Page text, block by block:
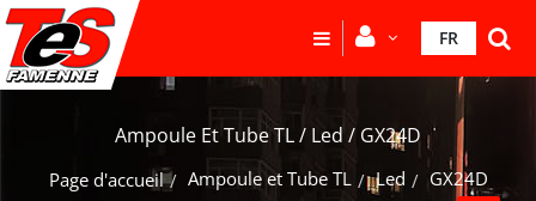
FR
Ampoule Et Tube TL / Led / GX24D
Page d'accueil Ampoule et Tube TL Led GX24D